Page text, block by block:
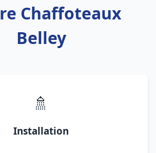
Chaffoteaux
Belley
🚿
Installation